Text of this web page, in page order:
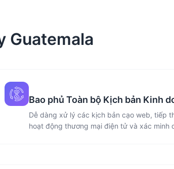
Guatemala
Bao phủ Toàn bộ Kịch bản Kinh
Dễ dàng xử lý các kịch bản cạo web, tiếp
hoạt động thương mại điện tử và xác minh